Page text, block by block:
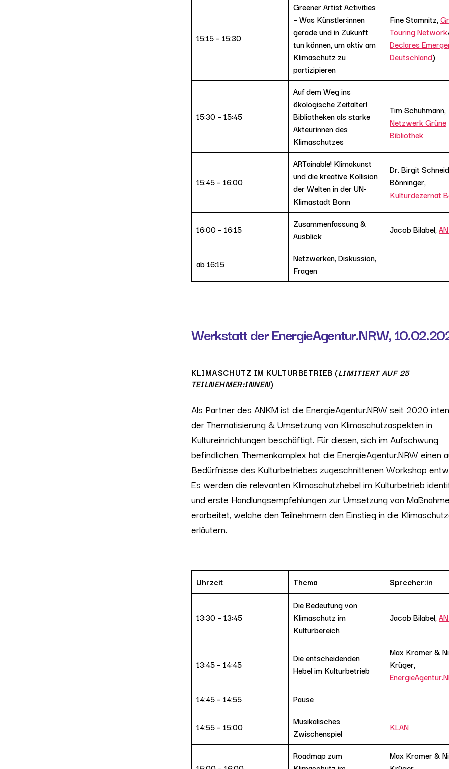
15:15 – 15:30
Greener Artist Activities
– Was Künstler:innen
gerade und in Zukunft
tun können, um aktiv am
Klimaschutz zu
partizipieren
Fine Stamnitz,
Touring Network
Declares
Deutschland)
15:30 – 15:45
Auf dem Weg ins
ökologische Zeitalter!
Bibliotheken als starke
Akteurinnen des
Klimaschutzes
Tim Schuhmann,
Netzwerk Grüne
Bibliothek
15:45 – 16:00
ARTainable! Klimakunst
und die kreative Kollision
der Welten in der UN-
Klimastadt Bonn
Dr. Birgit
Bönninger,
Kulturdezernat
16:00 – 16:15
Zusammenfassung &
Ausblick
Jacob Bilabel,
ab 16:15
Netzwerken, Diskussion,
Fragen
Werkstatt der EnergieAgentur.NRW,
KLIMASCHUTZ IM KULTURBETRIEB (LIMITIERT AUF 25
TEILNEHMER:INNEN)
Als Partner des ANKM ist die EnergieAgentur.NRW seit 2020
der Thematisierung & Umsetzung von Klimaschutzaspekten in
Kultureinrichtungen beschäftigt. Für diesen, sich im Aufschwung
befindlichen, Themenkomplex hat die EnergieAgentur.NRW einen
Bedürfnisse des Kulturbetriebes zugeschnittenen Workshop
Es werden die relevanten Klimaschutzhebel im Kulturbetrieb
und erste Handlungsempfehlungen zur Umsetzung von
erarbeitet, welche den Teilnehmern den Einstieg in die
erläutern.
Uhrzeit Thema Sprecher:in
13:30 – 13:45
Die Bedeutung von
Klimaschutz im
Kulturbereich
Jacob Bilabel,
13:45 – 14:45
Die entscheidenden
Hebel im Kulturbetrieb
Max Kromer &
Krüger,
E
14:45 – 14:55
Pause
14:55 – 15:00
Musikalisches
Zwischenspiel
KLAN
Roadmap zum
Max Kromer &